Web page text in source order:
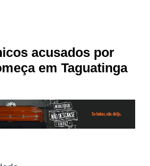
acusados por
em Taguatinga